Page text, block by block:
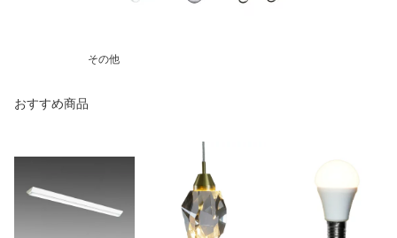
その他
おすすめ商品